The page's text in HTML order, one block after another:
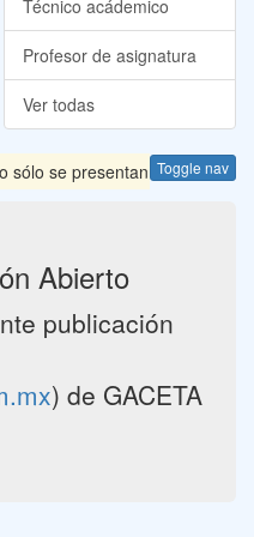
Técnico acádemico
Profesor de asignatura
Ver todas
Toggle nav
se presentan las
Abierto
publicación
) de GACETA